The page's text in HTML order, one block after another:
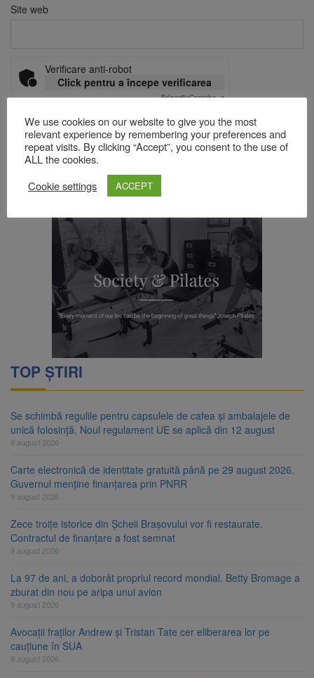
Site web
Verificare anti-robot
Click pentru a începe verificarea
FriendlyCaptcha ⇗
Acest site folosește Akismet pentru a reduce spamul.Află cum
TOP ȘTIRI
Se schimbă regulile pentru capsulele de cafea și ambalajele de
unică folosință. Noul regulament UE se aplică din 12 august
9 august 2026
Carte electronică de identitate gratuită până pe 29 august 2026.
Guvernul menține finanțarea prin PNRR
9 august 2026
Zece troițe istorice din Șcheii Brașovului vor fi restaurate.
Contractul de finanțare a fost semnat
9 august 2026
La 97 de ani, a doborât propriul record mondial. Betty Bromage a
zburat din nou pe aripa unui avion
9 august 2026
Avocații fraților Andrew și Tristan Tate cer eliberarea lor pe
cauțiune în SUA
9 august 2026
We use cookies on our website to give you the most
relevant experience by remembering your preferences and
repeat visits. By clicking “Accept”, you consent to the use of
ALL the cookies.
Cookie settings
ACCEPT